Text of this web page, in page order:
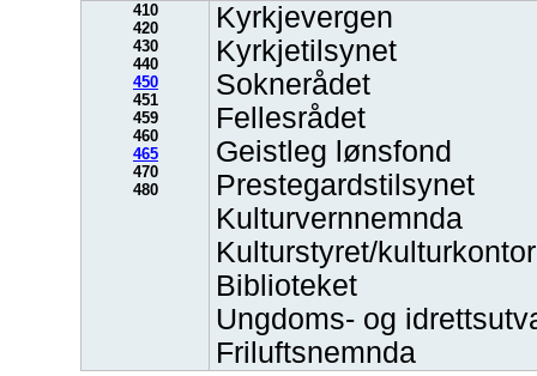
410
420
430
440
450
451
459
460
465
470
480
Kyrkjevergen
Kyrkjetilsynet
Soknerådet
Fellesrådet
Geistleg lønsfond
Prestegardstilsynet
Kulturvernnemnda
Kulturstyret/
Biblioteket
Ungdoms- og
Friluftsnemnda